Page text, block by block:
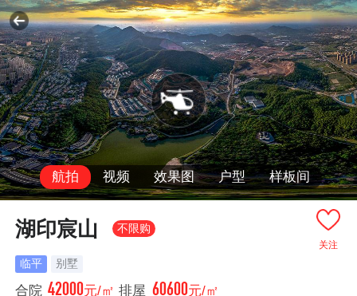
航拍 视频 效果图 户型 样板间
关注
湖印宸山 不限购
临平 别墅
合院 42000元/㎡ 排屋 60600元/㎡